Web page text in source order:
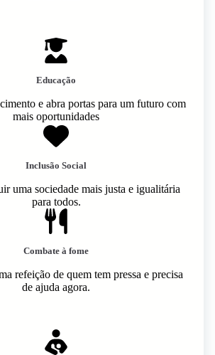
Educação
e abra portas para um futuro com
mais oportunidades
Inclusão Social
uma sociedade mais justa e igualitária
para todos.
Combate à fome
refeição de quem tem pressa e precisa
de ajuda agora.